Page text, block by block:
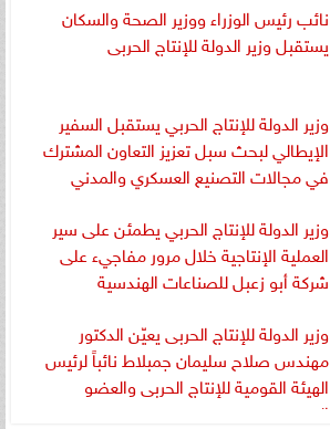
نائب رئيس الوزراء ووزير الصحة والسكان
يستقبل وزير الدولة للإنتاج الحربى
وزير الدولة للإنتاج الحربي يستقبل السفير
الإيطالي لبحث سبل تعزيز التعاون المشترك
في مجالات التصنيع العسكري والمدني
وزير الدولة للإنتاج الحربي يطمئن على سير
العملية الإنتاجية خلال مرور مفاجيء على
شركة أبو زعبل للصناعات الهندسية
وزير الدولة للإنتاج الحربى يعيّن الدكتور
مهندس صلاح سليمان جمبلاط نائباً لرئيس
الهيئة القومية للإنتاج الحربى والعضو
المنتدب